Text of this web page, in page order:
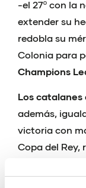
-el 27º con la
extender su
redobla su
Colonia para
Champions
Los catalanes
además,
victoria con
Copa del Rey,